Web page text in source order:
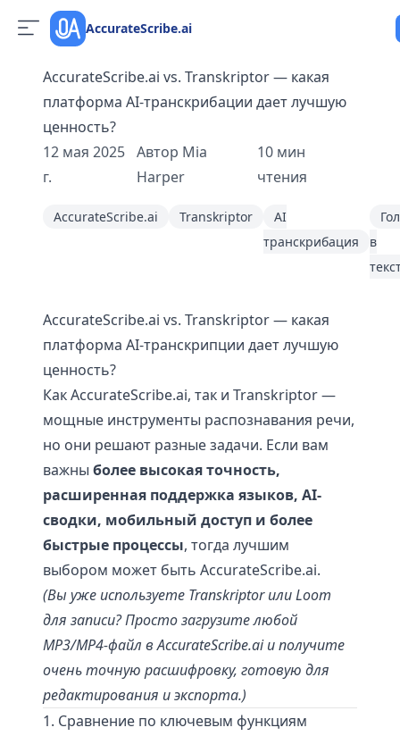
AccurateScribe.ai
AccurateScribe.ai vs. Transkriptor — какая
платформа AI-транскрибации дает лучшую
ценность?
12 мая 2025
г.
Автор Mia
Harper
10 мин
чтения
AccurateScribe.ai Transkriptor
AI
транскрибация
в
AccurateScribe.ai vs. Transkriptor — какая
платформа AI-транскрипции дает лучшую
ценность?
Как AccurateScribe.ai, так и Transkriptor —
мощные инструменты распознавания речи,
но они решают разные задачи. Если вам
важны более высокая точность,
расширенная поддержка языков, AI-
сводки, мобильный доступ и более
быстрые процессы, тогда лучшим
выбором может быть AccurateScribe.ai.
(Вы уже используете Transkriptor или Loom
для записи? Просто загрузите любой
MP3/MP4-файл в AccurateScribe.ai и получите
очень точную расшифровку, готовую для
редактирования и экспорта.)
1. Сравнение по ключевым функциям